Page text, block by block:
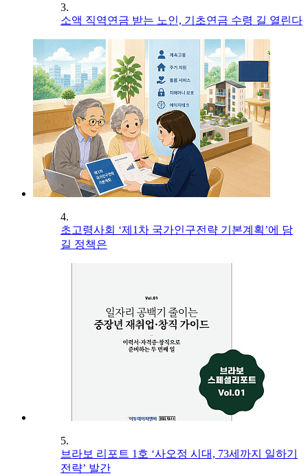
3.
소액 직역연금 받는 노인, 기초연금 수령 길 열린다
4.
초고령사회 ‘제1차 국가인구전략 기본계획’에 담
길 정책은
5.
브라보 리포트 1호 ‘사오정 시대, 73세까지 일하기
전략’ 발간